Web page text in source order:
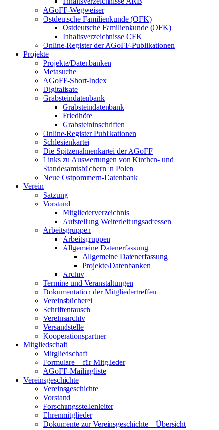
AGoFF-Wegweiser
Ostdeutsche Familienkunde (OFK)
Ostdeutsche Familienkunde (OFK)
Inhaltsverzeichnisse OFK
Online-Register der AGoFF-Publikationen
Projekte
Projekte/Datenbanken
Metasuche
AGoFF-Short-Index
Digitalisate
Grabsteindatenbank
Grabsteindatenbank
Friedhöfe
Grabsteininschriften
Online-Register Publikationen
Schlesienkartei
Die Spitzenahnenkartei der AGoFF
Links zu Auswertungen von Kirchen- und
Standesamtsbüchern in Polen
Neue Ostpommern-Datenbank
Verein
Satzung
Vorstand
Mitgliederverzeichnis
Aufstellung Weiterleitungsadressen
Arbeitsgruppen
Arbeitsgruppen
Allgemeine Datenerfassung
Allgemeine Datenerfassung
Projekte/Datenbanken
Archiv
Termine und Veranstaltungen
Dokumentation der Mitgliedertreffen
Vereinsbücherei
Schriftentausch
Vereinsarchiv
Versandstelle
Kooperationspartner
Mitgliedschaft
Mitgliedschaft
Formulare – für Mitglieder
AGoFF-Mailingliste
Vereinsgeschichte
Vereinsgeschichte
Vorstand
Forschungsstellenleiter
Ehrenmitglieder
Dokumente zur Vereinsgeschichte – Übersicht